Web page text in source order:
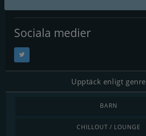
Sociala medier
Upptäck enligt genre
BARN
CHILLOUT / LOUNGE